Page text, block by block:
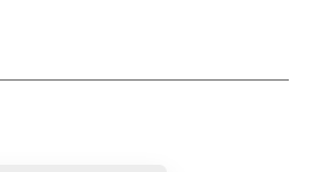
店が揃っていて、市場やコンビ
な住宅街で、一人暮らしやファ
やすく、川崎駅まで出れば日用